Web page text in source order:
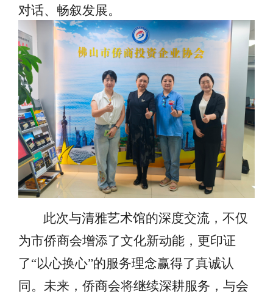
对话、畅叙发展。
此次与清雅艺术馆的深度交流，不仅
为市侨商会增添了文化新动能，更印证
了“以心换心”的服务理念赢得了真诚认
同。未来，侨商会将继续深耕服务，与会